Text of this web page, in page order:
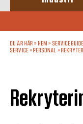
DU ÄR HÄR » HEM »
SERVICE» PERSONAL »